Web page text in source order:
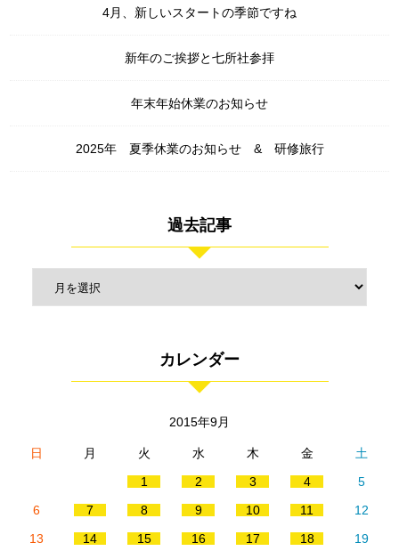
4月、新しいスタートの季節ですね
新年のご挨拶と七所社参拝
年末年始休業のお知らせ
2025年 夏季休業のお知らせ & 研修旅行
過去記事
カレンダー
2015年9月
日 月 火 水 木 金
土
1
2 3 4
5
6
7 8 9 10 11
12
13
14 15 16 17 18
19